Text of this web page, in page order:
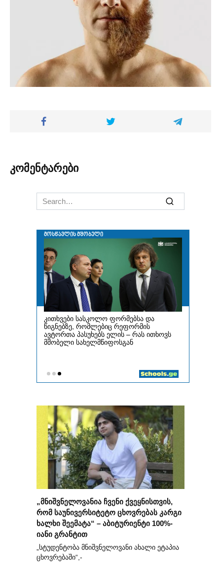
კომენტარები
Search
for:
„მნიშვნელოვანია ჩვენი ქვეყნისთვის,
რომ საუნივერსიტეტო ცხოვრებას კარგი
ხალხი შეემატა“ – აბიტურიენტი 100%-
იანი გრანტით
„სტუდენტობა მნიშვნელოვანი ახალი ეტაპია
ცხოვრებაში“,-